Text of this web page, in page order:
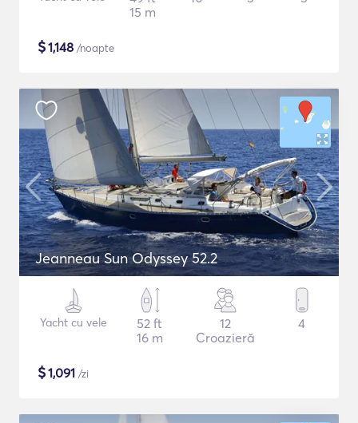
15 m
$1,148 /noapte
Jeanneau Sun Odyssey 52.2
Yacht cu vele
52 ft
16 m
12
Croazieră
4
$1,091 /zi